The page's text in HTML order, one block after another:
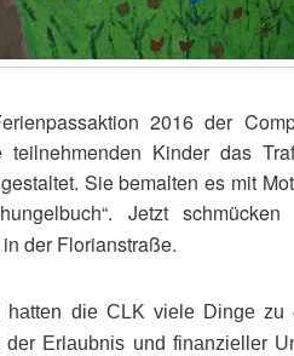
2016 der
teilnehmenden Kinder das
Sie bemalten es mit
Jetzt schmücken
der Florianstraße.
hatten die CLK viele Dinge zu
der Erlaubnis und finanzieller